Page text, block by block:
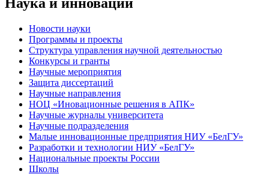
Наука и инновации
Новости науки
Программы и проекты
Структура управления научной деятельностью
Конкурсы и гранты
Научные мероприятия
Защита диссертаций
Научные направления
НОЦ «Иновационные решения в АПК»
Научные журналы университета
Научные подразделения
Малые инновационные предприятия НИУ «БелГУ»
Разработки и технологии НИУ «БелГУ»
Национальные проекты России
Школы